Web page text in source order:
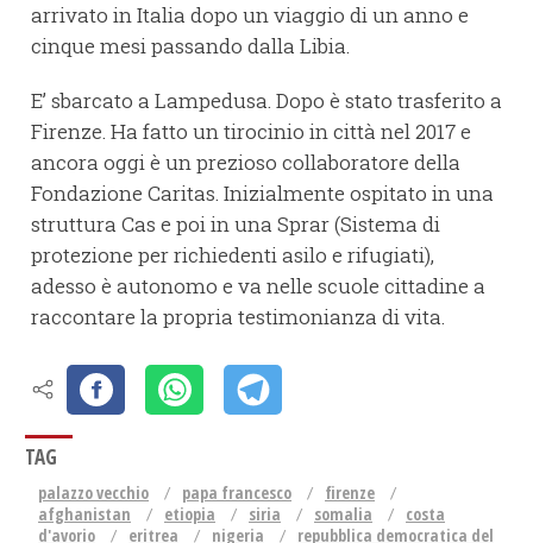
arrivato in Italia dopo un viaggio di un anno e
cinque mesi passando dalla Libia.
E’ sbarcato a Lampedusa. Dopo è stato trasferito a
Firenze. Ha fatto un tirocinio in città nel 2017 e
ancora oggi è un prezioso collaboratore della
Fondazione Caritas. Inizialmente ospitato in una
struttura Cas e poi in una Sprar (Sistema di
protezione per richiedenti asilo e rifugiati),
adesso è autonomo e va nelle scuole cittadine a
raccontare la propria testimonianza di vita.
TAG
palazzo vecchio papa francesco
firenze
afghanistan
etiopia siria somalia
costa
d'avorio
eritrea nigeria
repubblica democratica del